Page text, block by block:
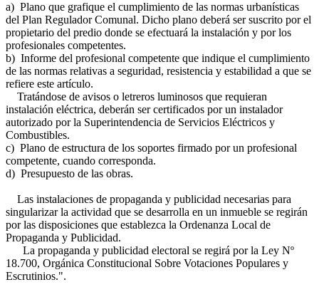
a) Plano que grafique el cumplimiento de las normas urbanísticas
del Plan Regulador Comunal. Dicho plano deberá ser suscrito por el
propietario del predio donde se efectuará la instalación y por los
profesionales competentes.
b) Informe del profesional competente que indique el cumplimiento
de las normas relativas a seguridad, resistencia y estabilidad a que se
refiere este artículo.
Tratándose de avisos o letreros luminosos que requieran
instalación eléctrica, deberán ser certificados por un instalador
autorizado por la Superintendencia de Servicios Eléctricos y
Combustibles.
c) Plano de estructura de los soportes firmado por un profesional
competente, cuando corresponda.
d) Presupuesto de las obras.
Las instalaciones de propaganda y publicidad necesarias para
singularizar la actividad que se desarrolla en un inmueble se regirán
por las disposiciones que establezca la Ordenanza Local de
Propaganda y Publicidad.
La propaganda y publicidad electoral se regirá por la Ley Nº
18.700, Orgánica Constitucional Sobre Votaciones Populares y
Escrutinios.".